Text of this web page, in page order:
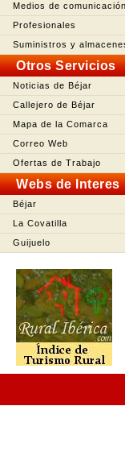
Medios de comunicación
Profesionales
Suministros y
Otros Servicios
Noticias de Béjar
Callejero de Béjar
Mapa de la Comarca
Correo Web
Ofertas de Trabajo
Webs de Interes
Béjar
La Covatilla
Guijuelo